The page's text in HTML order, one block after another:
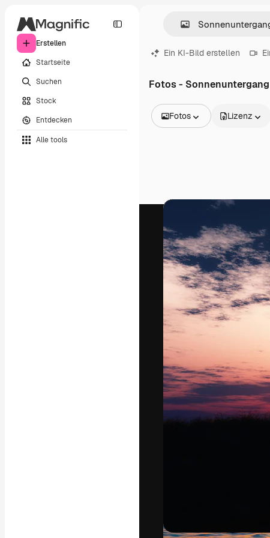
Erstellen
Startseite
Suchen
Stock
Entdecken
Alle tools
Ein KI-Bild erstellen
Fotos - Sonnenuntergang
Fotos
Videos
Motion Graphics
Videovorlagen
Icons
3D-Modelle
Schriftarten
Lizenz
Die kreative
Arbeit zu
Abonnenten
Agenturen und